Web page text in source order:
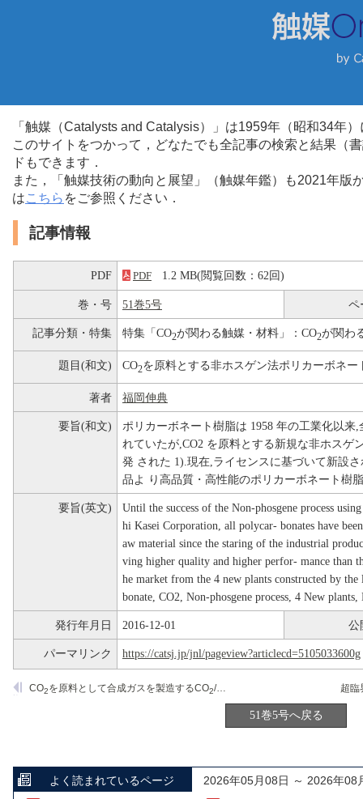
「触媒（Catalysts and Catalysis）」は1959年（昭和34年
このサイトをつかって，どなたでも全記事の検索と結果（
ドもできます．
また，「触媒技術の動向と展望」（触媒年鑑）も2021年
はこちら をご参照ください．
記事情報
PDF PDF 1.2 MB(閲覧回数：62回)
巻・号 51巻5号 ペ
記事分類・特集 特集「CO2が関わる触媒・材料」：CO2が関わ
題目(和文) CO2を原料とする非ホスゲン法ポリカーボネー
著者 福岡伸典
要旨(和文)
ポリカーボネート樹脂は 1958 年の工業化以来
れていたが,CO2 を原料とする新規な非ホスゲ
発 された 1).現在,ライセンスに基づいて新設
品よ り高品質・高性能のポリカーボネート樹
要旨(英文)
Until the success of the Non-phosgene process
hi Kasei Corporation, all polycar- bonates have
aw material since the staring of the industrial
ving higher quality and higher perfor- mance than
he market from the 4 new plants constructed by
bonate, CO2, Non-phosgene process, 4 New plants,
発行年月日 2016-12-01 公
パーマリンク https://catsj.jp/jnl/pageview?articlecd=5105033600g
CO2を原料として合成ガスを製造するCO2/H 2 Oリフォーミングプロセス
51巻5号へ戻る
よく読まれているページ 2026年05月08日 ～ 2026年08